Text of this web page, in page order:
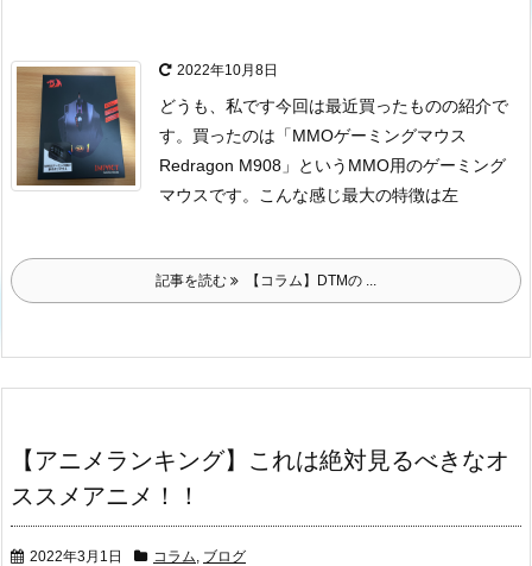
2022年10月8日
どうも、私です今回は最近買ったものの紹介で
す。 買ったのは「MMOゲーミングマウス
Redragon M908」というMMO用のゲーミング
マウスです。
こんな感じ最大の特徴は左
記事を読む 【コラム】DTMの ...
【アニメランキング】これは絶対見るべきなオ
ススメアニメ！！
2022年3月1日 コラム, ブログ